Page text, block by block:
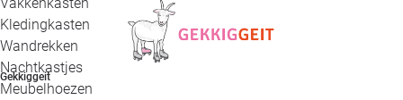
Kledingkasten
Wandrekken
Nachtkastjes
Meubelhoezen
Gekkiggeit